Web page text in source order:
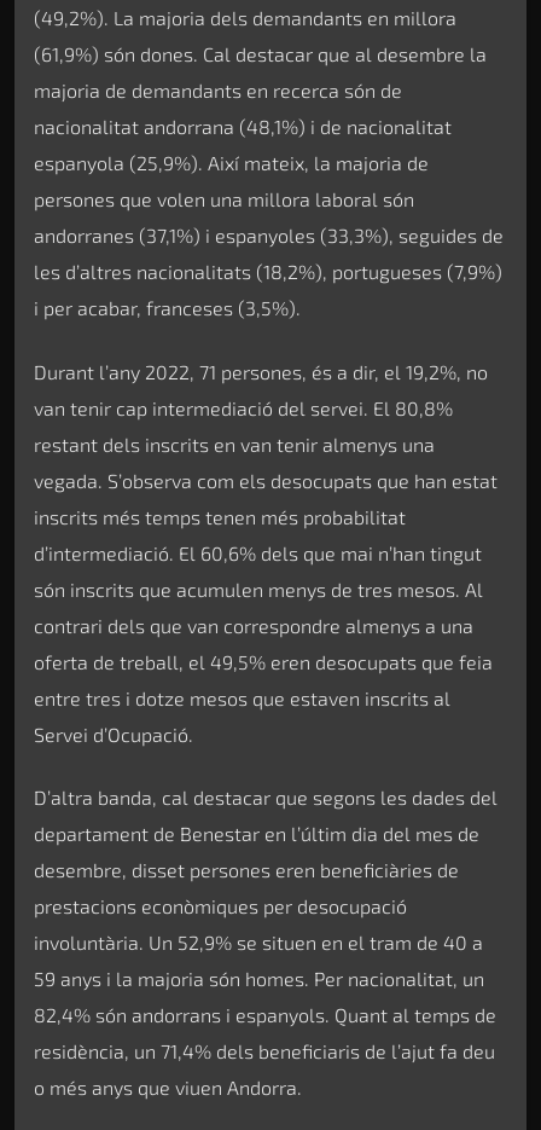
(49,2%). La majoria dels demandants en millora
(61,9%) són dones. Cal destacar que al desembre la
majoria de demandants en recerca són de
nacionalitat andorrana (48,1%) i de nacionalitat
espanyola (25,9%). Així mateix, la majoria de
persones que volen una millora laboral són
andorranes (37,1%) i espanyoles (33,3%), seguides de
les d’altres nacionalitats (18,2%), portugueses (7,9%)
i per acabar, franceses (3,5%).
Durant l’any 2022, 71 persones, és a dir, el 19,2%, no
van tenir cap intermediació del servei. El 80,8%
restant dels inscrits en van tenir almenys una
vegada. S’observa com els desocupats que han estat
inscrits més temps tenen més probabilitat
d’intermediació. El 60,6% dels que mai n’han tingut
són inscrits que acumulen menys de tres mesos. Al
contrari dels que van correspondre almenys a una
oferta de treball, el 49,5% eren desocupats que feia
entre tres i dotze mesos que estaven inscrits al
Servei d’Ocupació.
D’altra banda, cal destacar que segons les dades del
departament de Benestar en l’últim dia del mes de
desembre, disset persones eren beneficiàries de
prestacions econòmiques per desocupació
involuntària. Un 52,9% se situen en el tram de 40 a
59 anys i la majoria són homes. Per nacionalitat, un
82,4% són andorrans i espanyols. Quant al temps de
residència, un 71,4% dels beneficiaris de l’ajut fa deu
o més anys que viuen Andorra.